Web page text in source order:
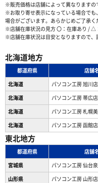
※販売価格は店舗によって異なりますの
※お取り寄せ表示になっている場合で
場合がございます。あらかじめご了承く
※店舗在庫状況の見方 〇：在庫あり / △
※店舗在庫状況は目安となりますので、
北海道地方
都道府県 店舗
北海道
パソコン工房 旭川店
北海道
パソコン工房 帯広店
北海道
パソコン⼯房 札幌
北海道
パソコン工房 函館店
東北地方
都道府県 店舗
宮城県
パソコン工房 仙台
山形県
パソコン工房 山形店